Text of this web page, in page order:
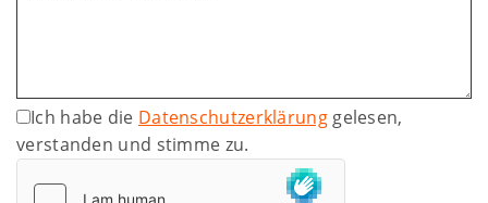
Ich habe die Datenschutzerklärunggelesen,
verstanden und stimme zu.